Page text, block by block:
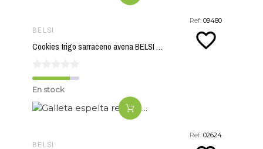
Ref:09480
BELSI
Cookies trigo sarraceno avena BELSI 200 gr BIO
En stock
Ref:02624
BELSI
favorite_border